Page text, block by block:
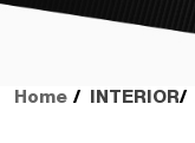
Home INTERIOR